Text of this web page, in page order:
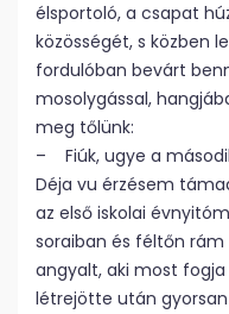
élsportoló, a csapat
közösségét, s közben
fordulóban bevárt
mosolygással,
meg tőlünk:
– Fiúk, ugye a
Déja vu érzésem
az első iskolai
soraiban és féltőn
angyalt, aki most
létrejötte után